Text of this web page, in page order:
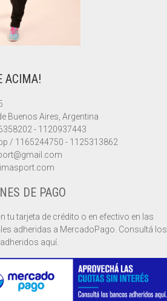
ACIMA!
Buenos Aires, Argentina
- 1120937443
/ 1165244750 - 1125313862
DE PAGO
tu tarjeta de crédito o en efectivo en las
adheridas a MercadoPago. Consultá los
aquí.